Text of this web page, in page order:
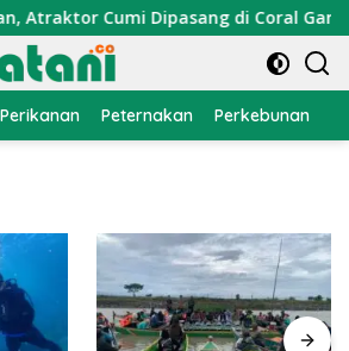
Cumi Dipasang di Coral Garden
Perikanan Peternakan Perkebunan